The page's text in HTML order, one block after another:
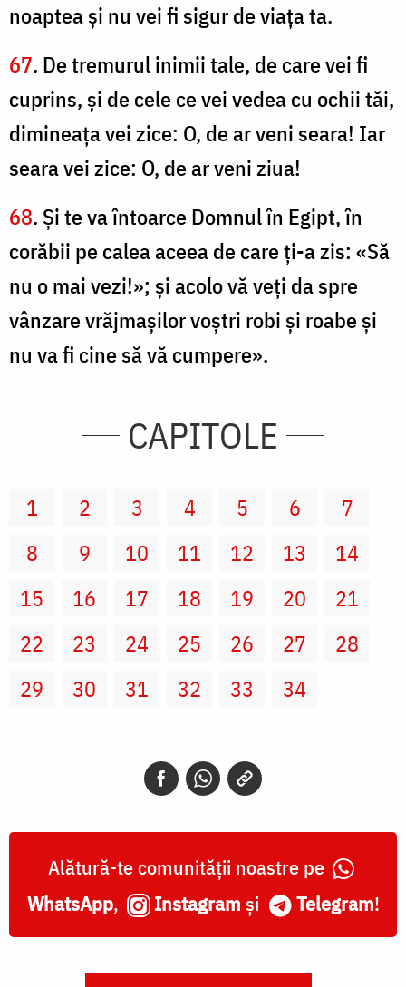
noaptea şi nu vei fi sigur de viaţa ta.
67. De tremurul inimii tale, de care vei fi
cuprins, şi de cele ce vei vedea cu ochii tăi,
dimineaţa vei zice: O, de ar veni seara! Iar
seara vei zice: O, de ar veni ziua!
68. Şi te va întoarce Domnul în Egipt, în
corăbii pe calea aceea de care ţi-a zis: «Să
nu o mai vezi!»; şi acolo vă veţi da spre
vânzare vrăjmaşilor voştri robi şi roabe şi
nu va fi cine să vă cumpere».
CAPITOLE
1 2 3 4 5 6
7
8
9 10 11 12 13
14
15
16 17 18 19 20
21
22
23 24 25 26 27
28
29
30 31 32 33 34
Alătură-te comunității noastre pe
WhatsApp, Instagram și Telegram!